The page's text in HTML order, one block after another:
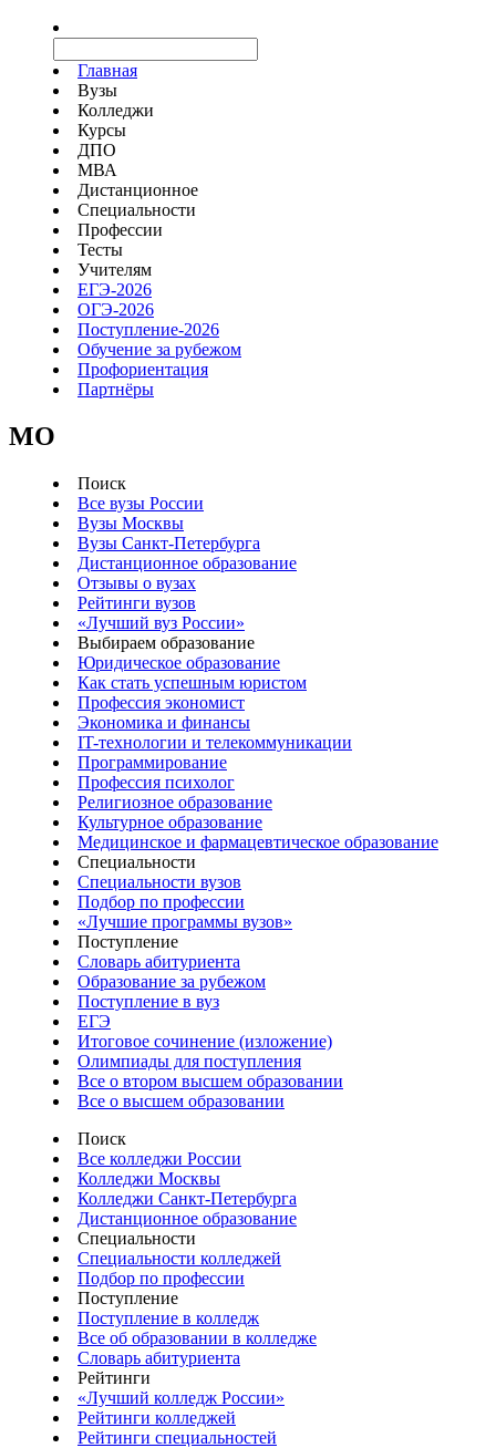
Главная
Вузы
Колледжи
Курсы
ДПО
МВА
Дистанционное
Специальности
Профессии
Тесты
Учителям
ЕГЭ-2026
ОГЭ-2026
Поступление-2026
Обучение за рубежом
Профориентация
Партнёры
MO
Поиск
Все вузы России
Вузы Москвы
Вузы Санкт-Петербурга
Дистанционное образование
Отзывы о вузах
Рейтинги вузов
«Лучший вуз России»
Выбираем образование
Юридическое образование
Как стать успешным юристом
Профессия экономист
Экономика и финансы
IT-технологии и телекоммуникации
Программирование
Профессия психолог
Религиозное образование
Культурное образование
Медицинское и фармацевтическое образование
Специальности
Специальности вузов
Подбор по профессии
«Лучшие программы вузов»
Поступление
Словарь абитуриента
Образование за рубежом
Поступление в вуз
ЕГЭ
Итоговое сочинение (изложение)
Олимпиады для поступления
Все о втором высшем образовании
Все о высшем образовании
Поиск
Все колледжи России
Колледжи Москвы
Колледжи Санкт-Петербурга
Дистанционное образование
Специальности
Специальности колледжей
Подбор по профессии
Поступление
Поступление в колледж
Все об образовании в колледже
Словарь абитуриента
Рейтинги
«Лучший колледж России»
Рейтинги колледжей
Рейтинги специальностей